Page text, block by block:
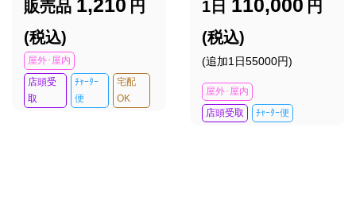
販売品
円
(税込)
屋外･屋内
店頭受
取
ﾁｬｰﾀｰ
便
宅配
OK
1日
円
(税込)
(追加1日55000円)
屋外･屋内
店頭受取
ﾁｬｰﾀｰ便